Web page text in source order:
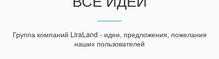
Группа компаний LiraLand - идеи, предложения, пожелания
наших пользователей